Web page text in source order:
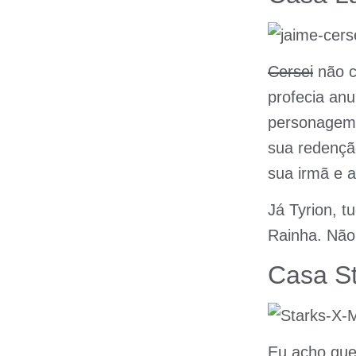
Cersei não
profecia
sua
sua irmã e
Já Tyrion,
Rainha.
Casa
Eu acho